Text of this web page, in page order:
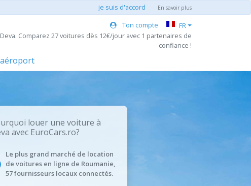
je suis d'accord En savoir plus
Ton compte
FR
Comparez 27 voitures dès 12€/jour avec 1 partenaires de
confiance !
louer une voiture à
avec EuroCars.ro?
Le plus grand marché de location
de voitures en ligne de Roumanie,
57 fournisseurs locaux connectés.